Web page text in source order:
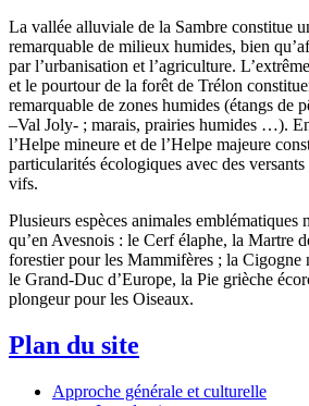
La vallée alluviale de la Sambre constitue
remarquable de milieux humides, bien
par l’urbanisation et l’agriculture.
et le pourtour de la forêt de Trélon
remarquable de zones humides (étangs de
–Val Joly- ; marais, prairies humides …).
l’Helpe mineure et de l’Helpe majeure
particularités écologiques avec des
vifs.
Plusieurs espèces animales emblématiques
qu’en Avesnois : le Cerf élaphe, la Martre
forestier pour les Mammifères ; la
le Grand-Duc d’Europe, la Pie grièche
plongeur pour les Oiseaux.
Plan du site
Approche générale et culturelle